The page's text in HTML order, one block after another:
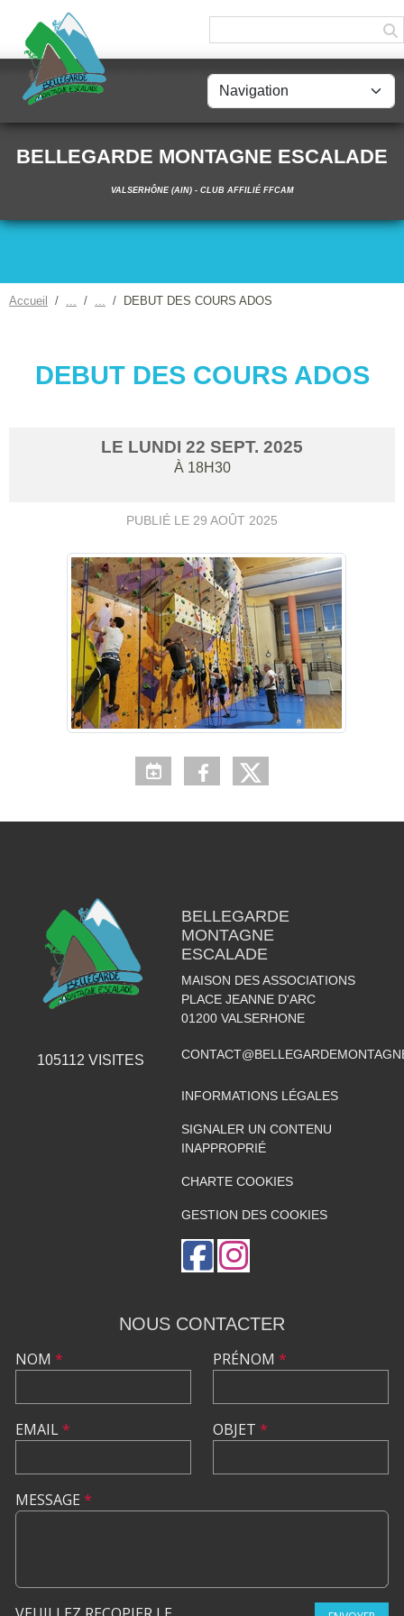
BELLEGARDE MONTAGNE ESCALADE
VALSERHÔNE (AIN) - CLUB AFFILIÉ FFCAM
Accueil DEBUT DES COURS ADOS
DEBUT DES COURS ADOS
LE LUNDI 22 SEPT. 2025
À 18H30
PUBLIÉ LE 29 AOÛT 2025
105112 VISITES
BELLEGARDE
MONTAGNE
ESCALADE
MAISON DES ASSOCIATIONS
PLACE JEANNE D'ARC
01200 VALSERHONE
INFORMATIONS LÉGALES
SIGNALER UN CONTENU
INAPPROPRIÉ
CHARTE COOKIES
GESTION DES COOKIES
NOUS CONTACTER
NOM *
EMAIL*
PRÉNOM *
OBJET *
MESSAGE *
Panneau de gestion des cookies